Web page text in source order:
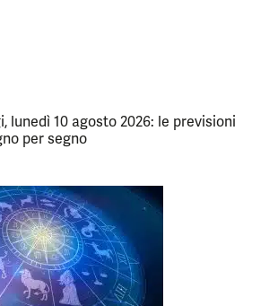
lunedì 10 agosto 2026: le previsioni
per segno